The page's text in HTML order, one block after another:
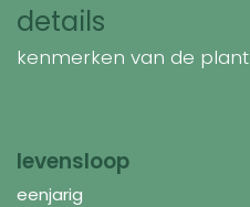
details
kenmerken van de plant
levensloop
eenjarig